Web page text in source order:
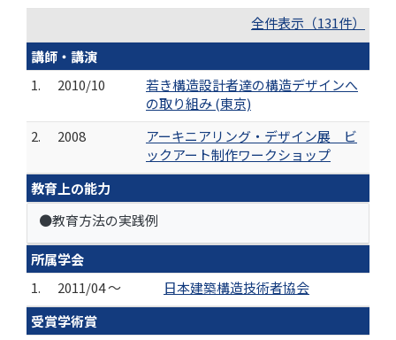
全件表示（131件）
講師・講演
1.
2010/10
若き構造設計者達の構造デザインへ
の取り組み (東京)
2.
2008
アーキニアリング・デザイン展 ビ
ックアート制作ワークショップ
教育上の能力
●教育方法の実践例
所属学会
1.
2011/04 ～
日本建築構造技術者協会
受賞学術賞